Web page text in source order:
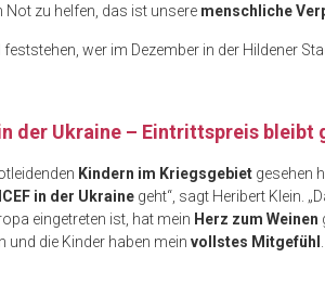
zu helfen, das ist unsere menschliche
wer im Dezember in der Hildener
der Ukraine – Eintrittspreis bleibt
Kindern im Kriegsgebiet gesehen
in der Ukraine geht“, sagt Heribert Klein.
eingetreten ist, hat mein Herz zum Weinen
und die Kinder haben mein vollstes Mitgefühl